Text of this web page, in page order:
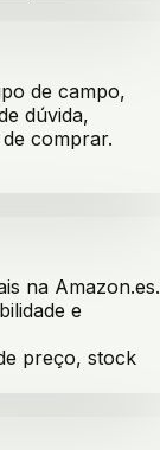
de campo,
dúvida,
comprar.
na Amazon.es.
e
preço, stock